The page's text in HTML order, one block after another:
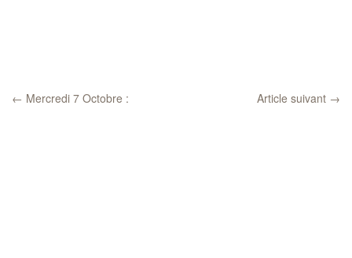
← Mercredi 7 Octobre : Article suivant →